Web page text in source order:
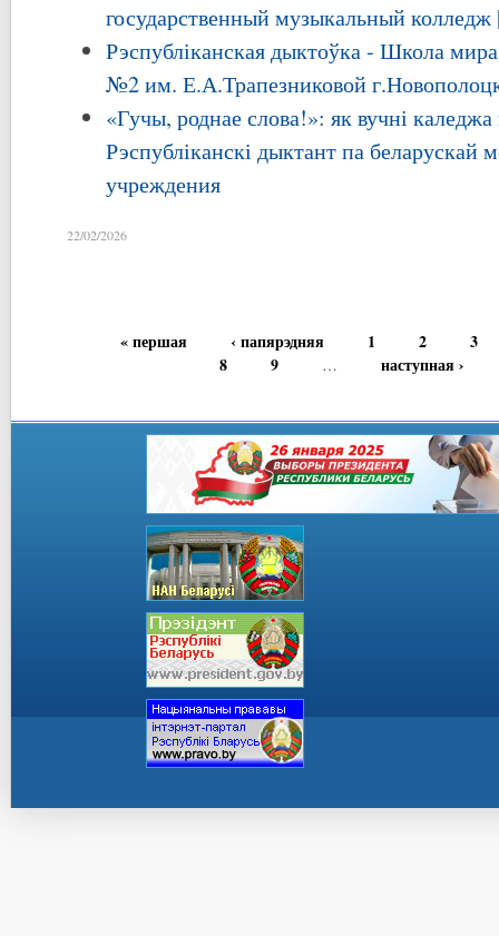
государственный музыкальный колледж
Рэспубліканская дыктоўка - Школа
№2 им. Е.А.Трапезниковой
«Гучы, роднае слова!»: як вучні каледжа
Рэспубліканскі дыктант па беларускай
учреждения
22/02/2026
« першая ‹ папярэдняя 1 2
3
8
9 … наступная ›